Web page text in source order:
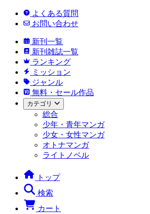
よくある質問
お問い合わせ
新刊一覧
新刊雑誌一覧
ランキング
ミッション
ジャンル
無料・セール作品
カテゴリ
総合
少年・青年マンガ
少女・女性マンガ
オトナマンガ
ライトノベル
トップ
検索
カート